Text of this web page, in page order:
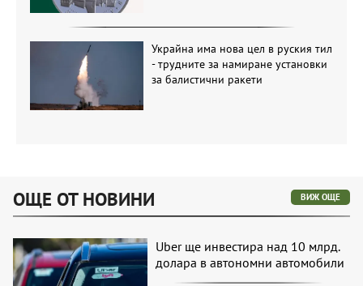
Украйна има нова цел в руския тил
- трудните за намиране установки
за балистични ракети
ОЩЕ ОТ НОВИНИ ВИЖ ОЩЕ
Uber ще инвестира над 10 млрд.
долара в автономни автомобили